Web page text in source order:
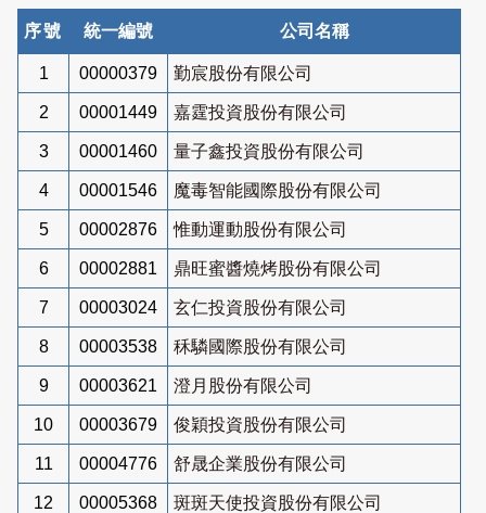
序號 統一編號 公司名稱
1 00000379 勤宸股份有限公司
2 00001449 嘉霆投資股份有限公司
3 00001460 量子鑫投資股份有限公司
4 00001546 魔毒智能國際股份有限公司
5 00002876 惟動運動股份有限公司
6 00002881 鼎旺蜜醬燒烤股份有限公司
7 00003024 玄仁投資股份有限公司
8 00003538 秝驎國際股份有限公司
9 00003621 澄月股份有限公司
10 00003679 俊穎投資股份有限公司
11 00004776 舒晟企業股份有限公司
12 00005368 斑斑天使投資股份有限公司